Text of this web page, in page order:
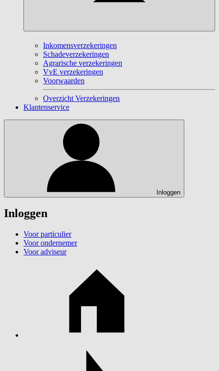
Inkomensverzekeringen
Schadeverzekeringen
Agrarische verzekeringen
VvE verzekeringen
Voorwaarden
Overzicht Verzekeringen
Klantenservice
Inloggen
Inloggen
Voor particulier
Voor ondernemer
Voor adviseur